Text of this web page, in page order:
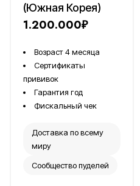
(Южная Корея)
1.200.000₽
Возраст 4 месяца
Сертификаты
прививок
Гарантия год
Фискальный чек
Доставка по всему
миру
Сообщество пуделей